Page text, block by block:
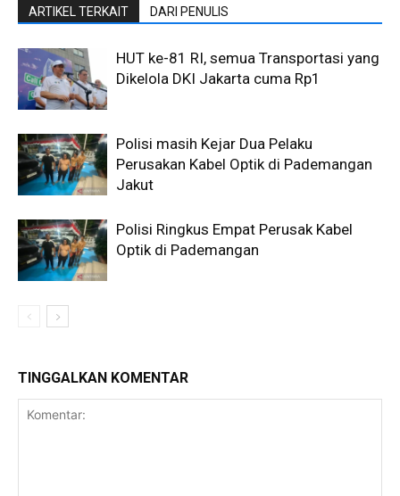
ARTIKEL TERKAIT DARI PENULIS
HUT ke-81 RI, semua Transportasi yang
Dikelola DKI Jakarta cuma Rp1
Polisi masih Kejar Dua Pelaku
Perusakan Kabel Optik di Pademangan
Jakut
Polisi Ringkus Empat Perusak Kabel
Optik di Pademangan
TINGGALKAN KOMENTAR